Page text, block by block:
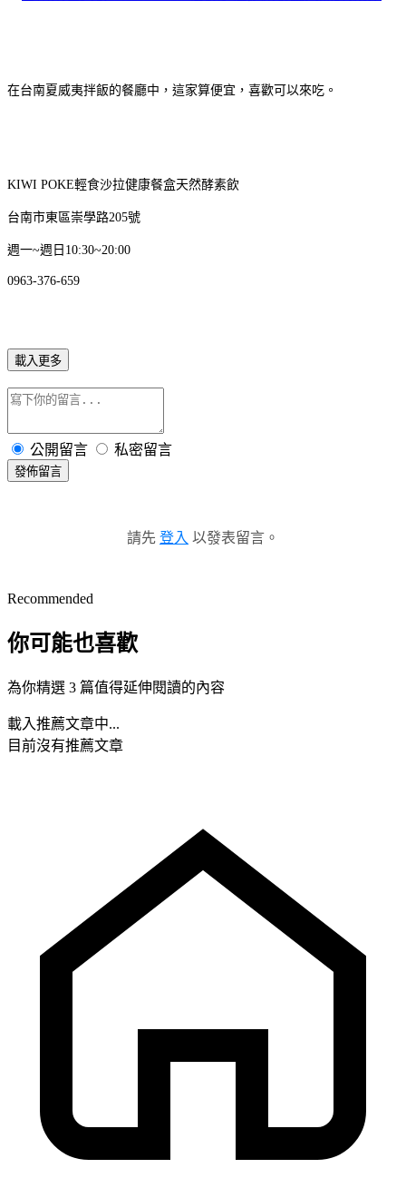
在台南夏威夷拌飯的餐廳中，這家算便宜，喜歡可以來吃。
KIWI POKE輕食沙拉健康餐盒天然酵素飲
台南市東區崇學路205號
週一~週日10:30~20:00
0963-376-659
載入更多
公開留言 私密留言
發佈留言
請先 登入 以發表留言。
Recommended
你可能也喜歡
為你精選 3 篇值得延伸閱讀的內容
載入推薦文章中...
目前沒有推薦文章